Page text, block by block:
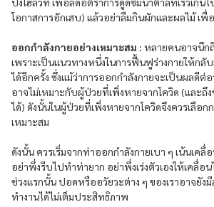
โอกาสการอักเสบ) แล้วอย่าลืมกินผักและผลไม้ เ
ออกกำลังกายอย่างเหมาะสม : หลายคนอาจนึก
เพราะเป็นแนวทางหนึ่งในการฟื้นฟูร่างกายให้กลั
ได้อีกครั้ง ซึ่งแม้ว่าการออกกำลังกายจะเป็นผลดีต่
อาจไม่เหมาะกับผู้ป่วยที่เพิ่งหายจากโควิด (และถึ
ได้) ดังนั้นในผู้ป่วยที่เพิ่งหายจากโควิดจึงควรเลือก
เหมาะสม
ดังนั้น ควรเริ่มจากท่าออกกำลังกายเบา ๆ เน้นเคลื่
อย่าพึ่งรีบไปทำท่ายาก อย่าพึ่งเร่งตัวเองให้เคลื่อน
ช่วงแรกนั้น ปอดหรืออวัยวะต่าง ๆ ของเราอาจยัง
ทำงานได้ไม่เต็มประสิทธิภาพ